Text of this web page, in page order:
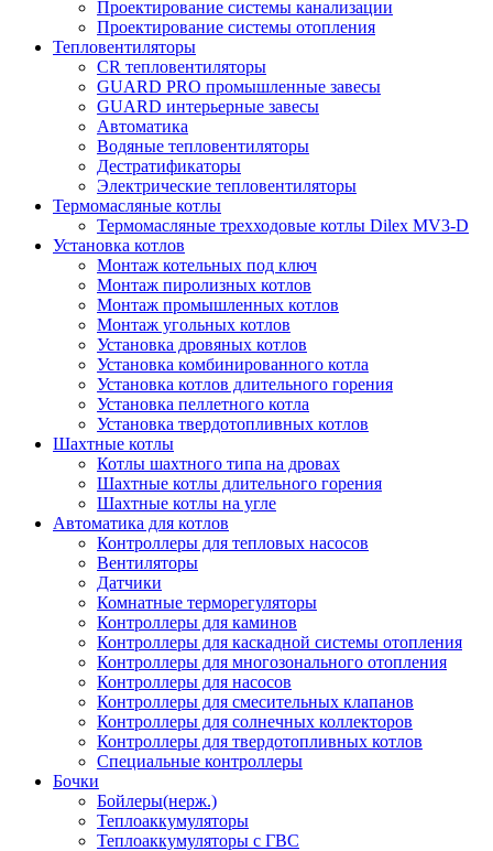
Проектирование системы канализации
Проектирование системы отопления
Тепловентиляторы
CR тепловентиляторы
GUARD PRO промышленные завесы
GUARD интерьерные завесы
Автоматика
Водяные тепловентиляторы
Дестратификаторы
Электрические тепловентиляторы
Термомасляные котлы
Термомасляные трехходовые котлы Dilex MV3-D
Установка котлов
Монтаж котельных под ключ
Монтаж пиролизных котлов
Монтаж промышленных котлов
Монтаж угольных котлов
Установка дровяных котлов
Установка комбинированного котла
Установка котлов длительного горения
Установка пеллетного котла
Установка твердотопливных котлов
Шахтные котлы
Котлы шахтного типа на дровах
Шахтные котлы длительного горения
Шахтные котлы на угле
Автоматика для котлов
Контроллеры для тепловых насосов
Вентиляторы
Датчики
Комнатные терморегуляторы
Контроллеры для каминов
Контроллеры для каскадной системы отопления
Контроллеры для многозонального отопления
Контроллеры для насосов
Контроллеры для смесительных клапанов
Контроллеры для солнечных коллекторов
Контроллеры для твердотопливных котлов
Специальные контроллеры
Бочки
Бойлеры(нерж.)
Теплоаккумуляторы
Теплоаккумуляторы с ГВС